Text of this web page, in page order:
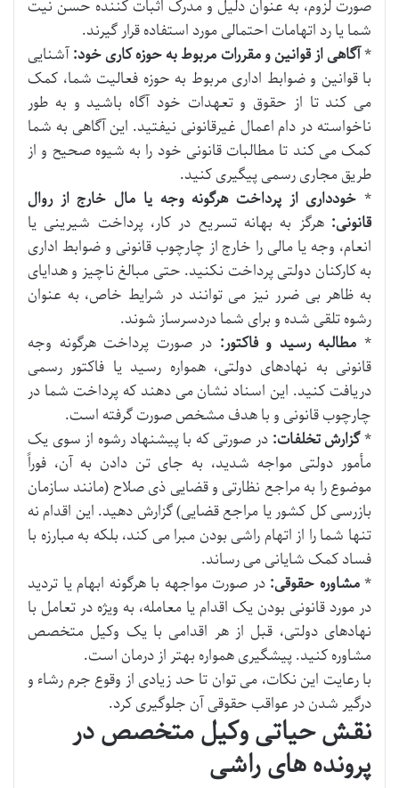
صورت لزوم، به عنوان دلیل و مدرک اثبات کننده حسن نیت
شما یا رد اتهامات احتمالی مورد استفاده قرار گیرند.
*آگاهی از قوانین و مقررات مربوط به حوزه کاری خود:آشنایی
با قوانین و ضوابط اداری مربوط به حوزه فعالیت شما، کمک
می کند تا از حقوق و تعهدات خود آگاه باشید و به طور
ناخواسته در دام اعمال غیرقانونی نیفتید. این آگاهی به شما
کمک می کند تا مطالبات قانونی خود را به شیوه صحیح و از
طریق مجاری رسمی پیگیری کنید.
* خودداری از پرداخت هرگونه وجه یا مال خارج از روال
قانونی: هرگز به بهانه تسریع در کار، پرداخت شیرینی یا
انعام، وجه یا مالی را خارج از چارچوب قانونی و ضوابط اداری
به کارکنان دولتی پرداخت نکنید. حتی مبالغ ناچیز و هدایای
به ظاهر بی ضرر نیز می توانند در شرایط خاص، به عنوان
رشوه تلقی شده و برای شما دردسرساز شوند.
* مطالبه رسید و فاکتور: در صورت پرداخت هرگونه وجه
قانونی به نهادهای دولتی، همواره رسید یا فاکتور رسمی
دریافت کنید. این اسناد نشان می دهند که پرداخت شما در
چارچوب قانونی و با هدف مشخص صورت گرفته است.
*گزارش تخلفات: در صورتی که با پیشنهاد رشوه از سوی یک
مأمور دولتی مواجه شدید، به جای تن دادن به آن، فوراً
موضوع را به مراجع نظارتی و قضایی ذی صلاح (مانند سازمان
بازرسی کل کشور یا مراجع قضایی) گزارش دهید. این اقدام نه
تنها شما را از اتهام راشی بودن مبرا می کند، بلکه به مبارزه با
فساد کمک شایانی می رساند.
*مشاوره حقوقی: در صورت مواجهه با هرگونه ابهام یا تردید
در مورد قانونی بودن یک اقدام یا معامله، به ویژه در تعامل با
نهادهای دولتی، قبل از هر اقدامی با یک وکیل متخصص
مشاوره کنید. پیشگیری همواره بهتر از درمان است.
با رعایت این نکات، می توان تا حد زیادی از وقوع جرم رشاء و
درگیر شدن در عواقب حقوقی آن جلوگیری کرد.
نقش حیاتی وکیل متخصص در
پرونده های راشی